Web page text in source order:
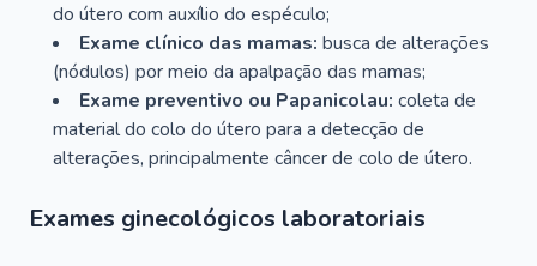
do útero com auxílio do espéculo;
Exame clínico das mamas: busca de alterações
(nódulos) por meio da apalpação das mamas;
Exame preventivo ou Papanicolau: coleta de
material do colo do útero para a detecção de
alterações, principalmente câncer de colo de útero.
Exames ginecológicos laboratoriais